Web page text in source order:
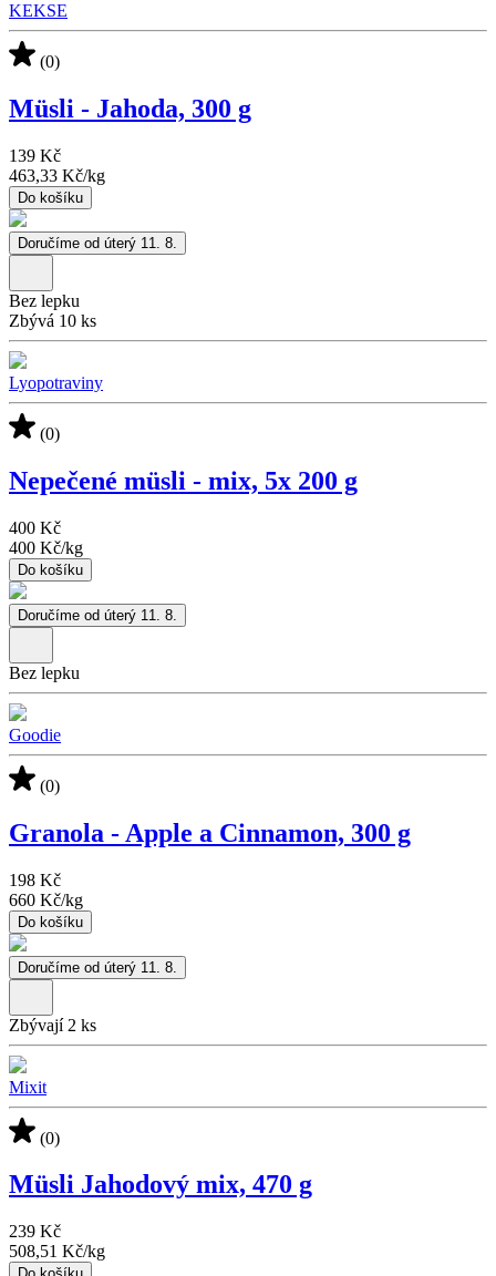
KEKSE
(0)
Müsli - Jahoda, 300 g
139 Kč
463,33 Kč/kg
Do košíku
Doručíme od úterý 11. 8.
Bez lepku
Zbývá 10 ks
Lyopotraviny
(0)
Nepečené müsli - mix, 5x 200 g
400 Kč
400 Kč/kg
Do košíku
Doručíme od úterý 11. 8.
Bez lepku
Goodie
(0)
Granola - Apple a Cinnamon, 300 g
198 Kč
660 Kč/kg
Do košíku
Doručíme od úterý 11. 8.
Zbývají 2 ks
Mixit
(0)
Müsli Jahodový mix, 470 g
239 Kč
508,51 Kč/kg